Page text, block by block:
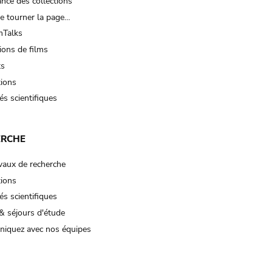
tourner la page…
de films
scientifiques
de recherche
scientifiques
séjours d'étude
avec nos équipes